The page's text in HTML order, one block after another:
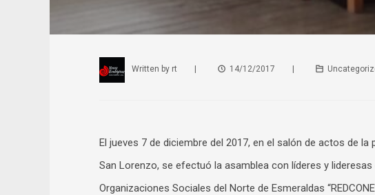
Written by rt | 14/12/2017 |
El jueves 7 de diciembre del 2017, en el salón de actos de
San Lorenzo, se efectuó la asamblea con líderes y
Organizaciones Sociales del Norte de Esmeraldas